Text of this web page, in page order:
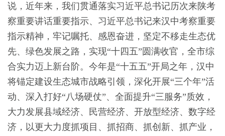
说，近年来，我们贯通落实习近平总书记历次来陕考
察重要讲话重要指示、习近平总书记来汉中考察重要
指示精神，牢记嘱托、感恩奋进，坚定不移走生态优
先、绿色发展之路，实现“十四五”圆满收官，全市综
合实力迈上新台阶。今年是“十五五”开局之年，汉中
将锚定建设生态城市战略引领，深化开展“三个年”活
动、深入打好“八场硬仗”、全面提升“三服务”质效，
大力发展县域经济、民营经济、开放型经济、数字经
济，以更大力度抓项目、抓招商、抓创新、抓产业，